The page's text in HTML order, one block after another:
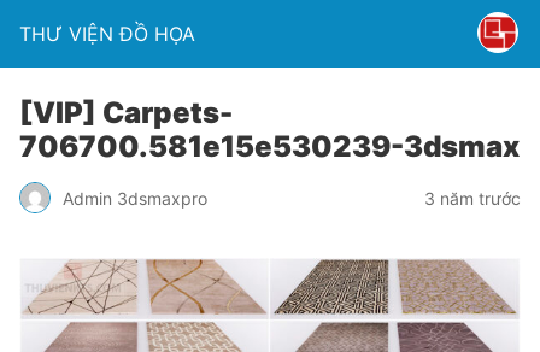
THƯ VIỆN ĐỒ HỌA
[VIP] Carpets-
706700.581e15e530239-3dsmax
Admin 3dsmaxpro 3 năm trước